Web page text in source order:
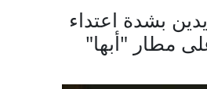
بشدة اعتداء
مطار "أبها"